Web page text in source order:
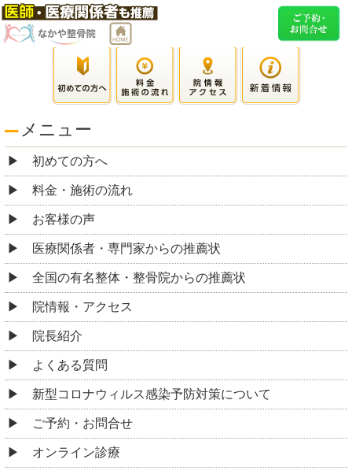
メニュー
初めての方へ
料金・施術の流れ
お客様の声
医療関係者・専門家からの推薦状
全国の有名整体・整骨院からの推薦状
院情報・アクセス
院長紹介
よくある質問
新型コロナウィルス感染予防対策について
ご予約・お問合せ
オンライン診療